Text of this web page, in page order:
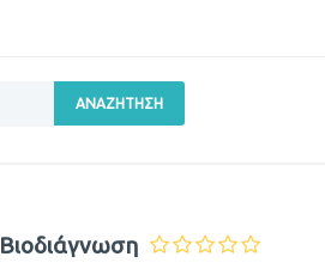
ΑΝΑΖΉΤΗΣΗ
Βιοδιάγνωση